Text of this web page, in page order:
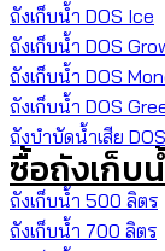
ถังเก็บน้ำ DOS Ice
ถังเก็บน้ำ DOS
ถังเก็บน้ำ DOS
ถังเก็บน้ำ DOS
ถังบำบัดน้ำเสีย
ซื้อถังเก็บ
ถังเก็บน้ำ 500 ลิตร
ถังเก็บน้ำ 700 ลิตร